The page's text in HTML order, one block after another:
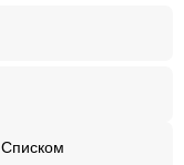
Списком